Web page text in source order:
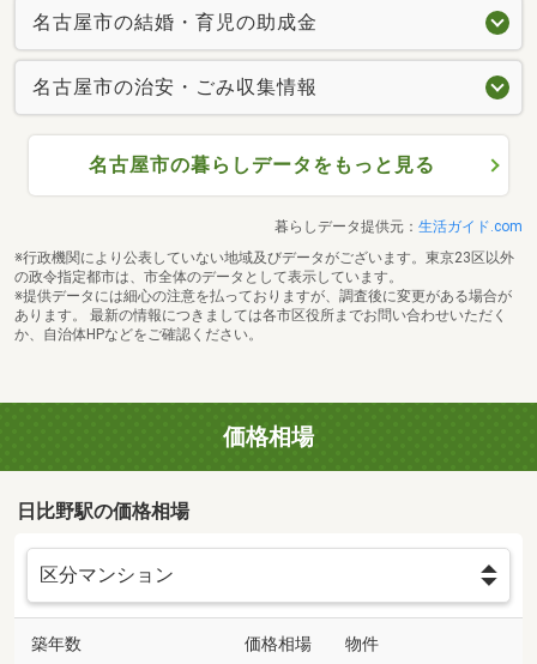
名古屋市の結婚・育児の助成金
名古屋市の治安・ごみ収集情報
名古屋市の暮らしデータをもっと見る
暮らしデータ提供元： 生活ガイド.com
※行政機関により公表していない地域及びデータがございます。東京23区以外
の政令指定都市は、市全体のデータとして表示しています。
※提供データには細心の注意を払っておりますが、調査後に変更がある場合が
あります。 最新の情報につきましては各市区役所までお問い合わせいただく
か、自治体HPなどをご確認ください。
価格相場
日比野駅の価格相場
築年数 価格相場 物件